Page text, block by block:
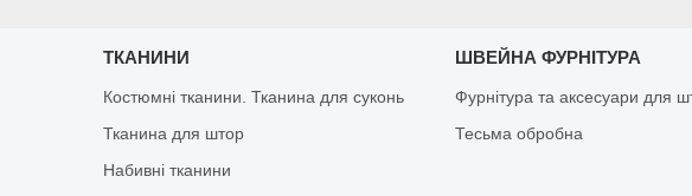
ТКАНИНИ
Костюмні тканини. Тканина для суконь
Тканина для штор
Набивні тканини
ШВЕЙНА ФУРНІТУРА
Фурнітура та аксесуари для
Тесьма обробна